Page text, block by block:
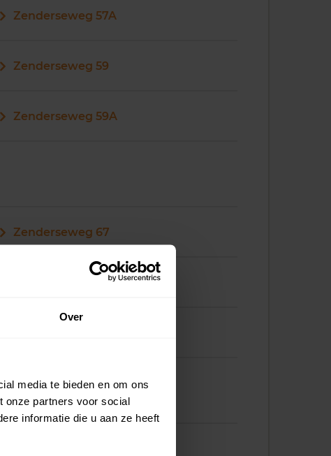
Over
media te bieden en om ons
onze partners voor social
informatie die u aan ze heeft
Zenderseweg 57A
Zenderseweg 59
Zenderseweg 59A
Zenderseweg 67
Zenderseweg 68